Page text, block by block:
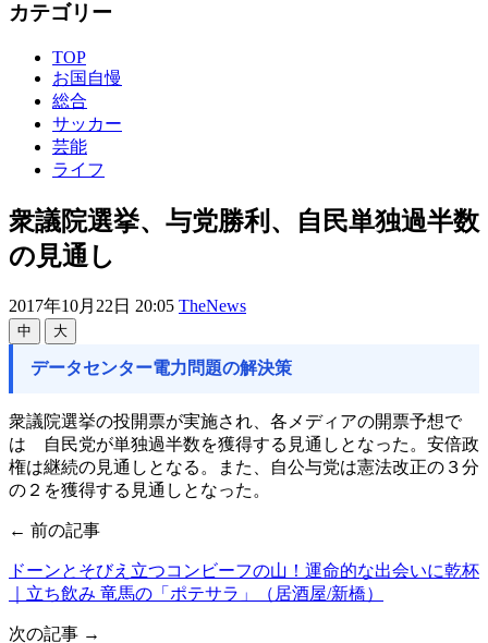
カテゴリー
TOP
お国自慢
総合
サッカー
芸能
ライフ
衆議院選挙、与党勝利、自民単独過半数
の見通し
2017年10月22日 20:05 TheNews
中 大
データセンター電力問題の解決策
衆議院選挙の投開票が実施され、各メディアの開票予想で
は 自民党が単独過半数を獲得する見通しとなった。安倍政
権は継続の見通しとなる。また、自公与党は憲法改正の３分
の２を獲得する見通しとなった。
← 前の記事
ドーンとそびえ立つコンビーフの山！運命的な出会いに乾杯
｜立ち飲み 竜馬の「ポテサラ」（居酒屋/新橋）
次の記事 →